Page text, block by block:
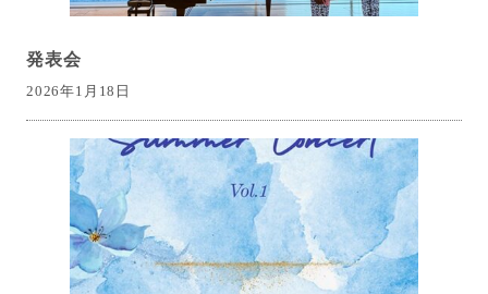
発表会
2026年1月18日